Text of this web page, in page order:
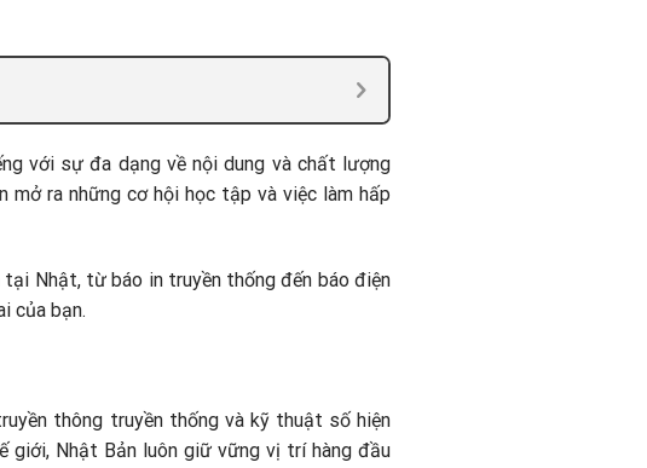
với sự đa dạng về nội dung và chất lượng
mở ra những cơ hội học tập và việc làm hấp
tại Nhật, từ báo in truyền thống đến báo điện
của bạn.
thông truyền thống và kỹ thuật số hiện
Nhật Bản luôn giữ vững vị trí hàng đầu